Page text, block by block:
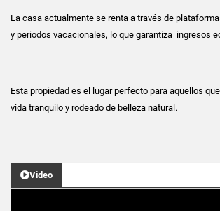
La casa actualmente se renta a través de
y periodos vacacionales, lo que garantiza ingresos
Esta propiedad es el lugar perfecto para aquellos
vida tranquilo y rodeado de belleza natural.
Video